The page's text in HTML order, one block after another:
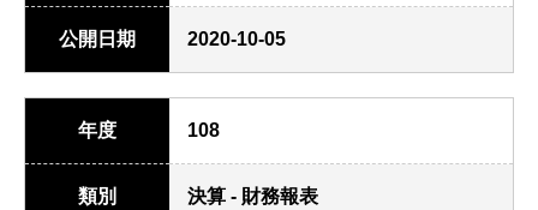
公開日期 2020-10-05
年度 108
類別 決算 - 財務報表